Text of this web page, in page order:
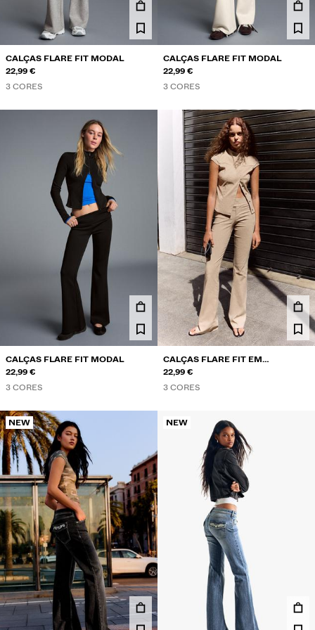
CALÇAS FLARE FIT MODAL
22,99 €
3 CORES
CALÇAS FLARE FIT MODAL
22,99 €
3 CORES
CALÇAS FLARE FIT MODAL
22,99 €
3 CORES
CALÇAS FLARE FIT EM
BENGALINA
22,99 €
3 CORES
NEW NEW